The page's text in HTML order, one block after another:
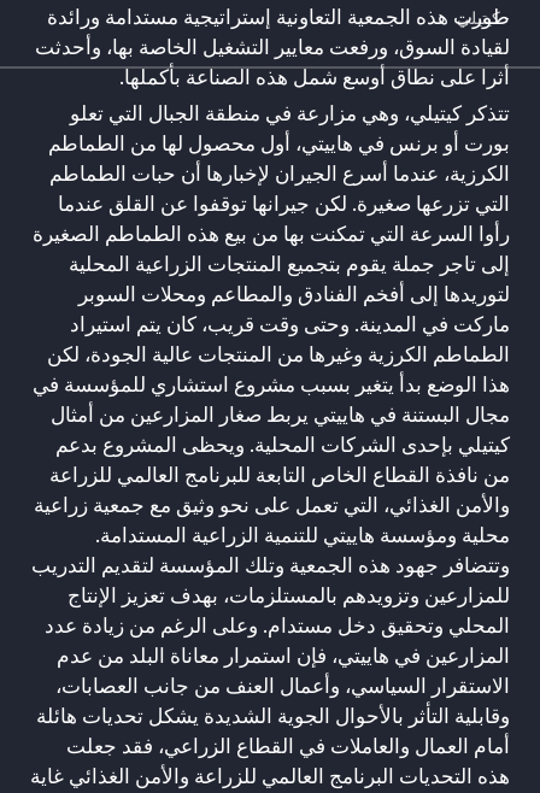
طورت هذه الجمعية التعاونية إستراتيجية مستدامة ورائدة
لقيادة السوق، ورفعت معايير التشغيل الخاصة بها، وأحدثت
أثرا على نطاق أوسع شمل هذه الصناعة بأكملها.
- كيتيلي
تتذكر كيتيلي، وهي مزارعة في منطقة الجبال التي تعلو
بورت أو برنس في هاييتي، أول محصول لها من الطماطم
الكرزية، عندما أسرع الجيران لإخبارها أن حبات الطماطم
التي تزرعها صغيرة. لكن جيرانها توقفوا عن القلق عندما
رأوا السرعة التي تمكنت بها من بيع هذه الطماطم الصغيرة
إلى تاجر جملة يقوم بتجميع المنتجات الزراعية المحلية
لتوريدها إلى أفخم الفنادق والمطاعم ومحلات السوبر
ماركت في المدينة. وحتى وقت قريب، كان يتم استيراد
الطماطم الكرزية وغيرها من المنتجات عالية الجودة، لكن
هذا الوضع بدأ يتغير بسبب مشروع استشاري للمؤسسة في
مجال البستنة في هاييتي يربط صغار المزارعين من أمثال
كيتيلي بإحدى الشركات المحلية. ويحظى المشروع بدعم
من نافذة القطاع الخاص التابعة للبرنامج العالمي للزراعة
والأمن الغذائي، التي تعمل على نحو وثيق مع جمعية زراعية
محلية ومؤسسة هاييتي للتنمية الزراعية المستدامة.
وتتضافر جهود هذه الجمعية وتلك المؤسسة لتقديم التدريب
للمزارعين وتزويدهم بالمستلزمات، بهدف تعزيز الإنتاج
المحلي وتحقيق دخل مستدام. وعلى الرغم من زيادة عدد
المزارعين في هاييتي، فإن استمرار معاناة البلد من عدم
الاستقرار السياسي، وأعمال العنف من جانب العصابات،
وقابلية التأثر بالأحوال الجوية الشديدة يشكل تحديات هائلة
أمام العمال والعاملات في القطاع الزراعي، فقد جعلت
هذه التحديات البرنامج العالمي للزراعة والأمن الغذائي غاية